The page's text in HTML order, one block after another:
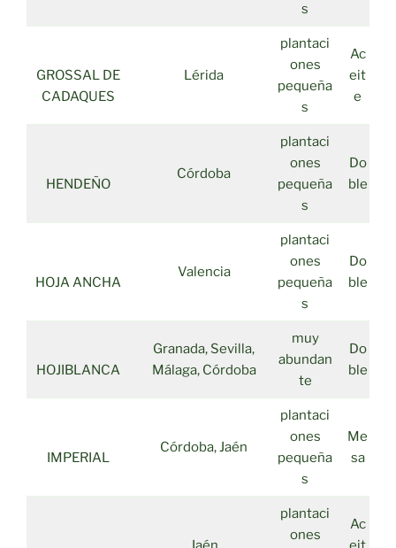
s
GROSSAL DE
CADAQUES
Lérida
plantaci
ones
pequeña
s
Ac
eit
e
HENDEÑO
Córdoba
plantaci
ones
pequeña
s
Do
ble
HOJA ANCHA
Valencia
plantaci
ones
pequeña
s
Do
ble
HOJIBLANCA
Granada, Sevilla,
Málaga, Córdoba
muy
abundan
te
Do
ble
IMPERIAL
Córdoba, Jaén
plantaci
ones
pequeña
s
Me
sa
plantaci
ones
Ac